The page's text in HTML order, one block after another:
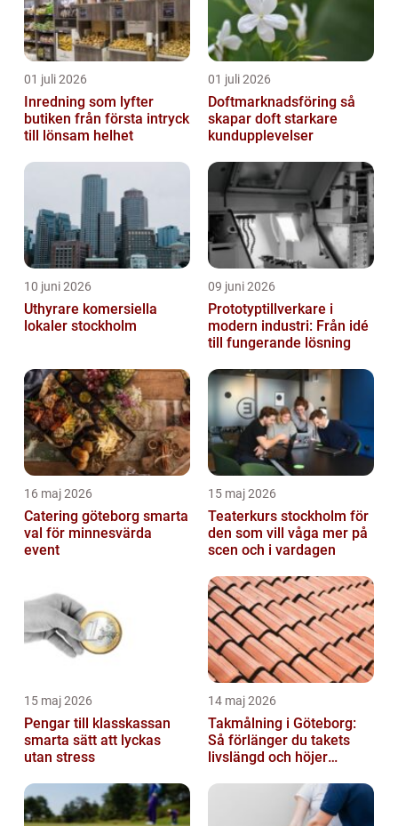
01 juli 2026
Inredning som lyfter
butiken från första intryck
till lönsam helhet
01 juli 2026
Doftmarknadsföring så
skapar doft starkare
kundupplevelser
10 juni 2026
Uthyrare komersiella
lokaler stockholm
09 juni 2026
Prototyptillverkare i
modern industri: Från idé
till fungerande lösning
16 maj 2026
Catering göteborg smarta
val för minnesvärda
event
15 maj 2026
Teaterkurs stockholm för
den som vill våga mer på
scen och i vardagen
15 maj 2026
Pengar till klasskassan
smarta sätt att lyckas
utan stress
14 maj 2026
Takmålning i Göteborg:
Så förlänger du takets
livslängd och höjer